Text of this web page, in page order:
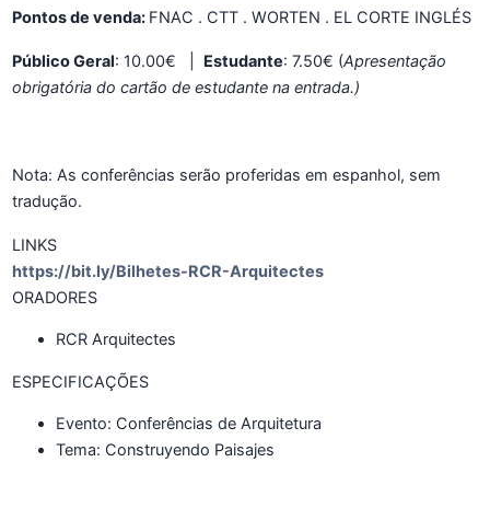
Pontos de venda: FNAC . CTT . WORTEN . EL CORTE INGLÉS
Público Geral: 10.00€ | Estudante: 7.50€ (Apresentação
obrigatória do cartão de estudante na entrada.)
Nota: As conferências serão proferidas em espanhol, sem
tradução.
LINKS
https://bit.ly/Bilhetes-RCR-Arquitectes
ORADORES
RCR Arquitectes
ESPECIFICAÇÕES
Evento: Conferências de Arquitetura
Tema: Construyendo Paisajes